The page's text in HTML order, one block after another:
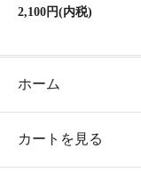
2,100円(内税)
ホーム
カートを見る